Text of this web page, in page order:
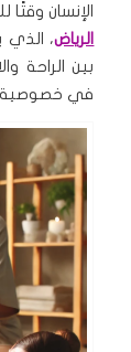
الإنسان
الرياض، الذي
بين الراحة
في خصوصية